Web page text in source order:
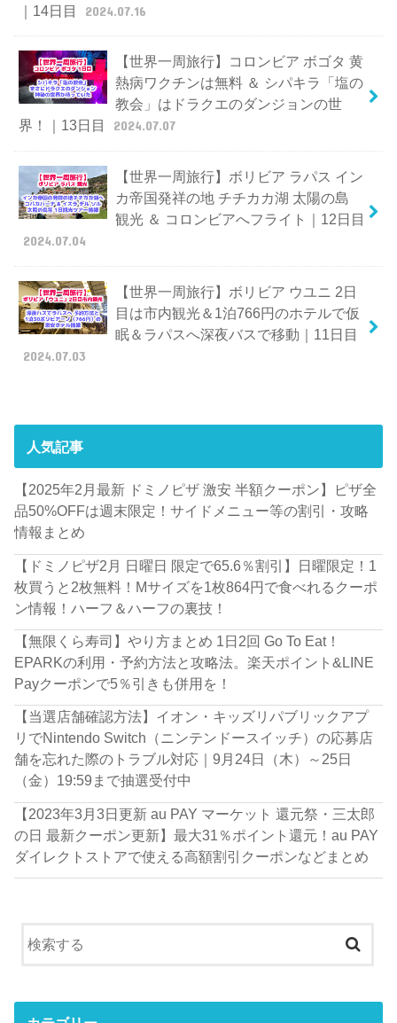
｜14日目
2024.07.16
【世界一周旅行】コロンビア ボゴタ 黄
熱病ワクチンは無料 ＆ シパキラ「塩の
教会」はドラクエのダンジョンの世
界！｜13日目
2024.07.07
【世界一周旅行】ボリビア ラパス イン
カ帝国発祥の地 チチカカ湖 太陽の島
観光 ＆ コロンビアへフライト｜12日目
2024.07.04
【世界一周旅行】ボリビア ウユニ 2日
目は市内観光＆1泊766円のホテルで仮
眠＆ラパスへ深夜バスで移動｜11日目
2024.07.03
人気記事
【2025年2月最新 ドミノピザ 激安 半額クーポン】ピザ全
品50%OFFは週末限定！サイドメニュー等の割引・攻略
情報まとめ
【ドミノピザ2月 日曜日 限定で65.6％割引】日曜限定！1
枚買うと2枚無料！Mサイズを1枚864円で食べれるクーポ
ン情報！ハーフ＆ハーフの裏技！
【無限くら寿司】やり方まとめ 1日2回 Go To Eat！
EPARKの利用・予約方法と攻略法。楽天ポイント&LINE
Payクーポンで5％引きも併用を！
【当選店舗確認方法】イオン・キッズリパブリックアプ
リでNintendo Switch（ニンテンドースイッチ）の応募店
舗を忘れた際のトラブル対応｜9月24日（木）～25日
（金）19:59まで抽選受付中
【2023年3月3日更新 au PAY マーケット 還元祭・三太郎
の日 最新クーポン更新】最大31％ポイント還元！au PAY
ダイレクトストアで使える高額割引クーポンなどまとめ